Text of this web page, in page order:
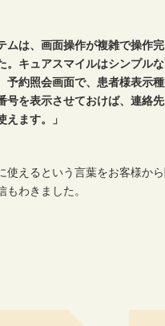
ムは、画面操作が複雑で操作
。キュアスマイルはシンプル
予約照会画面で、患者様表示
号を表示させておけば、連絡
えます。」
使えるという言葉をお客様か
もわきました。